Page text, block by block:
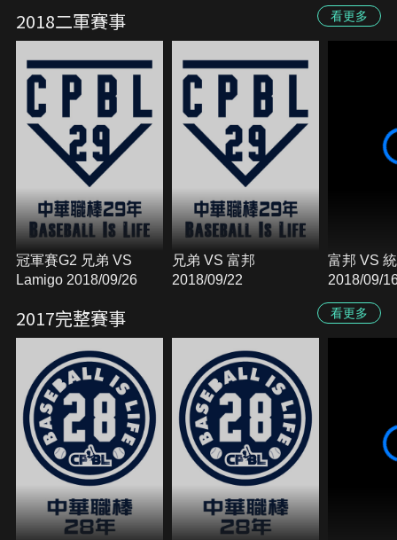
2018二軍賽事 看更多
冠軍賽G2 兄弟 VS
Lamigo 2018/09/26
兄弟 VS 富邦
2018/09/22
富邦 VS 統一
2018/09/
2017完整賽事 看更多